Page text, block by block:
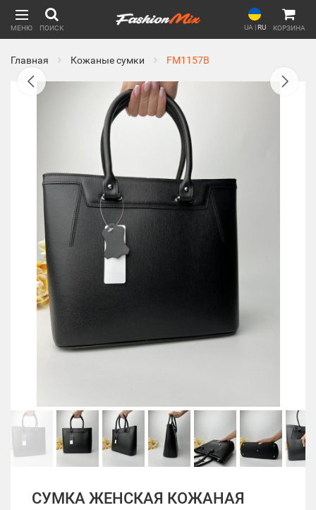
МЕНЮ ПОИСК UA |RU КОРЗИНА
Главная Кожаные сумки FM1157B
СУМКА ЖЕНСКАЯ КОЖАНАЯ